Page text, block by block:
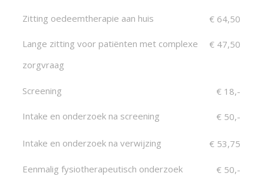
Zitting oedeemtherapie aan huis € 64,50
Lange zitting voor patiënten met complexe
zorgvraag
€ 47,50
Screening € 18,-
Intake en onderzoek na screening € 50,-
Intake en onderzoek na verwijzing € 53,75
Eenmalig fysiotherapeutisch onderzoek € 50,-